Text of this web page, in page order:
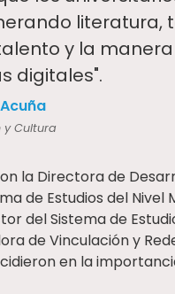
literatura,
y la
digitales".
y Cultura
la Directora de
de Estudios del Nivel
del Sistema de
de Vinculación y
en la